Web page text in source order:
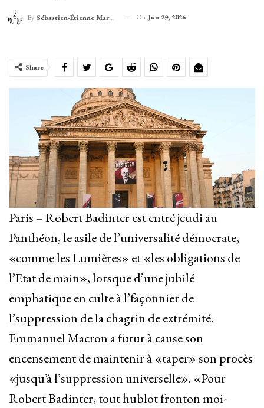
By Sébastien-Étienne Marechal On Jun 29, 2026
Share
Paris – Robert Badinter est entré jeudi au
Panthéon, le asile de l’universalité démocrate,
«comme les Lumières» et «les obligations de
l’Etat de main», lorsque d’une jubilé
emphatique en culte à l’façonnier de
l’suppression de la chagrin de extrémité.
Emmanuel Macron a futur à cause son
encensement de maintenir à «taper» son procès
«jusqu’à l’suppression universelle». «Pour
Robert Badinter, tout hublot fronton moi-